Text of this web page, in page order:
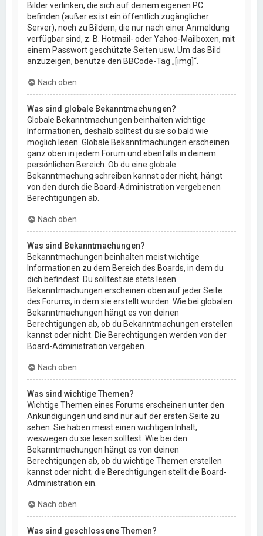
Bilder verlinken, die sich auf deinem eigenen PC
befinden (außer es ist ein öffentlich zugänglicher
Server), noch zu Bildern, die nur nach einer Anmeldung
verfügbar sind, z. B. Hotmail- oder Yahoo-Mailboxen, mit
einem Passwort geschützte Seiten usw. Um das Bild
anzuzeigen, benutze den BBCode-Tag „[img]“.
Nach oben
Was sind globale Bekanntmachungen?
Globale Bekanntmachungen beinhalten wichtige
Informationen, deshalb solltest du sie so bald wie
möglich lesen. Globale Bekanntmachungen erscheinen
ganz oben in jedem Forum und ebenfalls in deinem
persönlichen Bereich. Ob du eine globale
Bekanntmachung schreiben kannst oder nicht, hängt
von den durch die Board-Administration vergebenen
Berechtigungen ab.
Nach oben
Was sind Bekanntmachungen?
Bekanntmachungen beinhalten meist wichtige
Informationen zu dem Bereich des Boards, in dem du
dich befindest. Du solltest sie stets lesen.
Bekanntmachungen erscheinen oben auf jeder Seite
des Forums, in dem sie erstellt wurden. Wie bei globalen
Bekanntmachungen hängt es von deinen
Berechtigungen ab, ob du Bekanntmachungen erstellen
kannst oder nicht. Die Berechtigungen werden von der
Board-Administration vergeben.
Nach oben
Was sind wichtige Themen?
Wichtige Themen eines Forums erscheinen unter den
Ankündigungen und sind nur auf der ersten Seite zu
sehen. Sie haben meist einen wichtigen Inhalt,
weswegen du sie lesen solltest. Wie bei den
Bekanntmachungen hängt es von deinen
Berechtigungen ab, ob du wichtige Themen erstellen
kannst oder nicht; die Berechtigungen stellt die Board-
Administration ein.
Nach oben
Was sind geschlossene Themen?